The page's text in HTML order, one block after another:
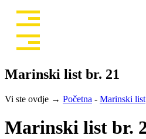
Marinski list br. 21
Vi ste ovdje → Početna - Marinski list
Marinski list br.